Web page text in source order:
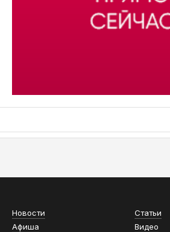
Новости
Статьи
Афиша
Видео